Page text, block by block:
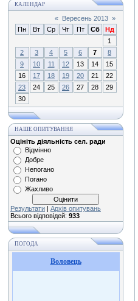
КАЛЕНДАР
« Вересень 2013 »
Пн
Вт Ср Чт Пт Сб
Нд
1
2
3 4 5 6 7
8
9
10 11 12 13 14
15
16
17 18 19 20 21
22
23
24 25 26 27 28
29
30
НАШЕ ОПИТУВАННЯ
Оцініть діяльність сел. ради
Відмінно
Добре
Непогано
Погано
Жахливо
Результати | Архів опитувань
Всього відповідей: 933
ПОГОДА
Воловець